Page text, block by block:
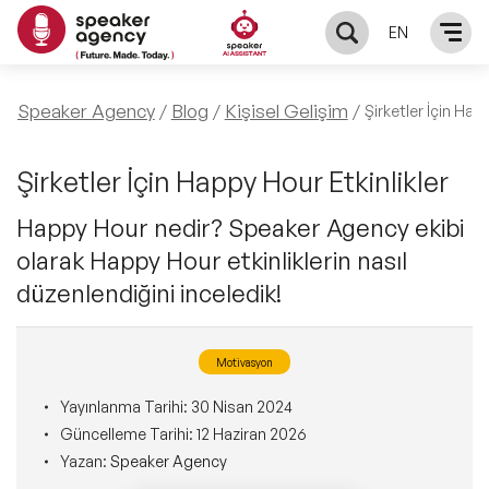
EN
KONUŞMACILAR
Yerel Konuşmacılar
Global Konuşmacılar
Exclusive Konuşmacılar
Tüm Konuşmacılar
KONULAR
Öne Çıkan Konular
Exclusive Konuşmacılarımız
Ünlü Konuşmacılar
İlham Veren Konuşmacılar
ÇÖZÜMLER
Keynote & Konuşma
Master Class Workshop
Akış Sunumu & Moderasyon
INFLUENCER
Biz Kimiz?
BLOG
Speaker Agency Blog Kişisel Gelişim Şirketler İçin
Şirketler İçin Happy Hour Etkinlikler
Happy Hour nedir? Speaker Agency ekibi
olarak Happy Hour etkinliklerin nasıl
düzenlendiğini inceledik!
Motivasyon
Yayınlanma Tarihi: 30 Nisan 2024
Güncelleme Tarihi: 12 Haziran 2026
Yazan: Speaker Agency